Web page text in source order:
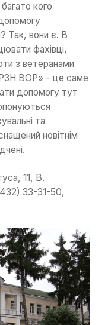
кого
Так, вони є. В
фахівці,
з ветеранами
ВОР» – це саме
допомогу тут
та
новітнім
11, В.
33-31-50,